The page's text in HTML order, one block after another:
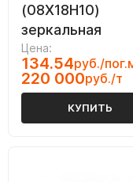
(08Х18Н10)
зеркальная
Цена:
134.54руб./
220 000руб./т
КУПИТЬ